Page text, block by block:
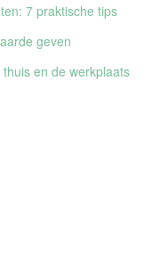
7 praktische tips
geven
en de werkplaats